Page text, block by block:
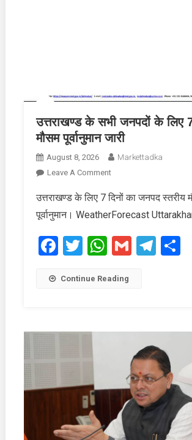
उत्तराखण्ड के सभी जनपदों के लिए
मौसम पूर्वानुमान जारी
August 8, 2026
Markettadka
Leave A CommentOn
के
सभी
के
लिए
उत्तराखण्ड के लिए 7 दिनों का जनपद स्तरीय
पूर्वानुमान। WeatherForecast
Facebook
Twitter
WhatsApp
Gmail
Continue Reading